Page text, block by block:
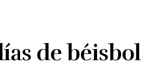
de béisbol